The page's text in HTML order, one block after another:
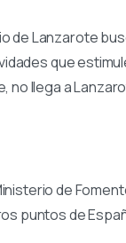
de Lanzarote
que
llega a
de
puntos de